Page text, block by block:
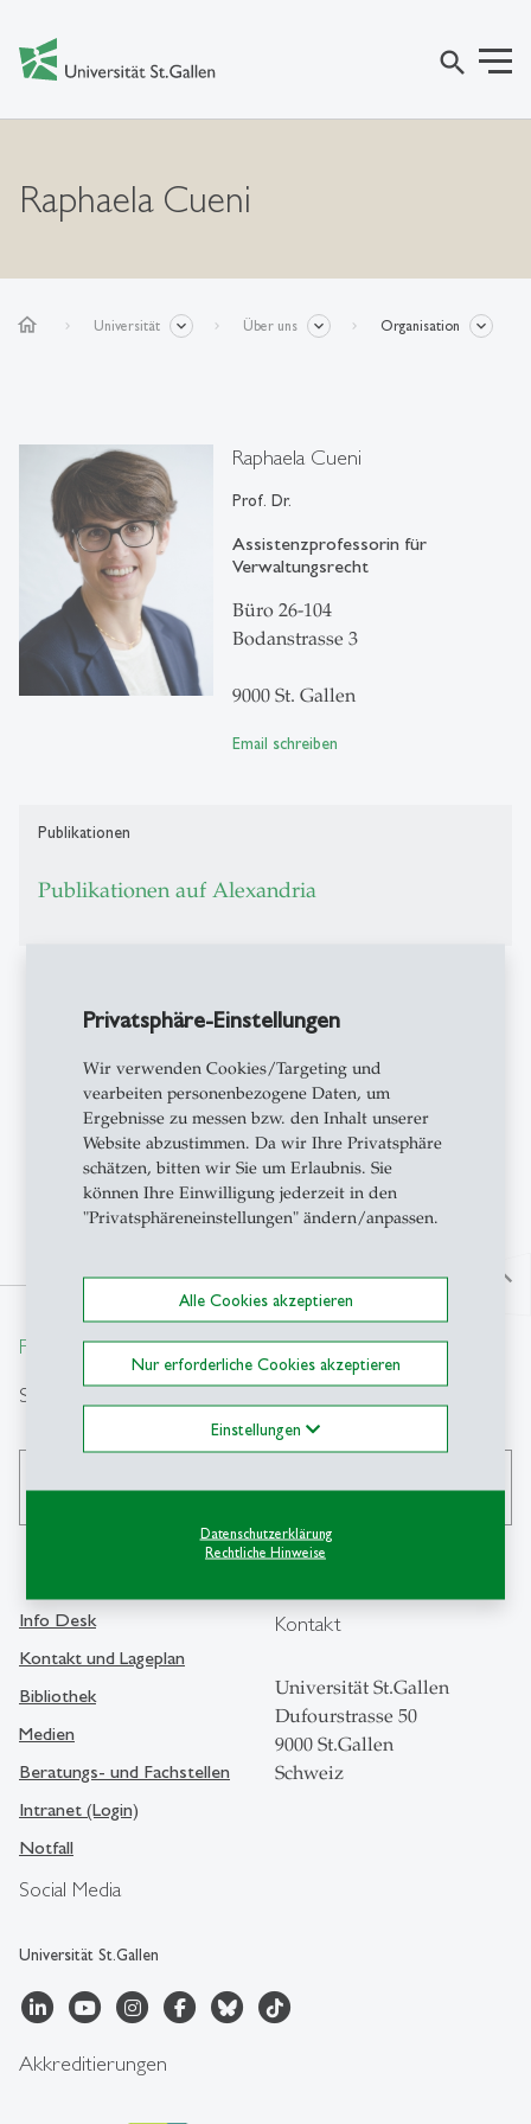
Privatsphäre-Einstellungen
Wir verwenden Cookies/Targeting und
vearbeiten personenbezogene Daten, um
Ergebnisse zu messen bzw. den Inhalt unserer
Website abzustimmen. Da wir Ihre Privatsphäre
schätzen, bitten wir Sie um Erlaubnis. Sie
können Ihre Einwilligung jederzeit in den
"Privatsphäreneinstellungen" ändern/anpassen.
Alle Cookies akzeptieren
Nur erforderliche Cookies akzeptieren
Einstellungen
Datenschutzerklärung
Rechtliche Hinweise
search
Raphaela Cueni
home Universität Über uns Organisation
Raphaela Cueni
Prof. Dr.
Assistenzprofessorin für
Verwaltungsrecht
Büro 26-104
Bodanstrasse 3
9000 St. Gallen
Email schreiben
Publikationen
Publikationen auf Alexandria
Staatsrecht
Medienrecht
Vergleichendes Verfassungsrecht
Grundrechte
north
From insight to impact.
Suche
search
Social Media
Universität St.Gallen
Info Desk
Kontakt und Lageplan
Bibliothek
Medien
Beratungs- und Fachstellen
Intranet (Login)
Notfall
Kontakt
Universität St.Gallen
Dufourstrasse 50
9000 St.Gallen
Schweiz
Akkreditierungen